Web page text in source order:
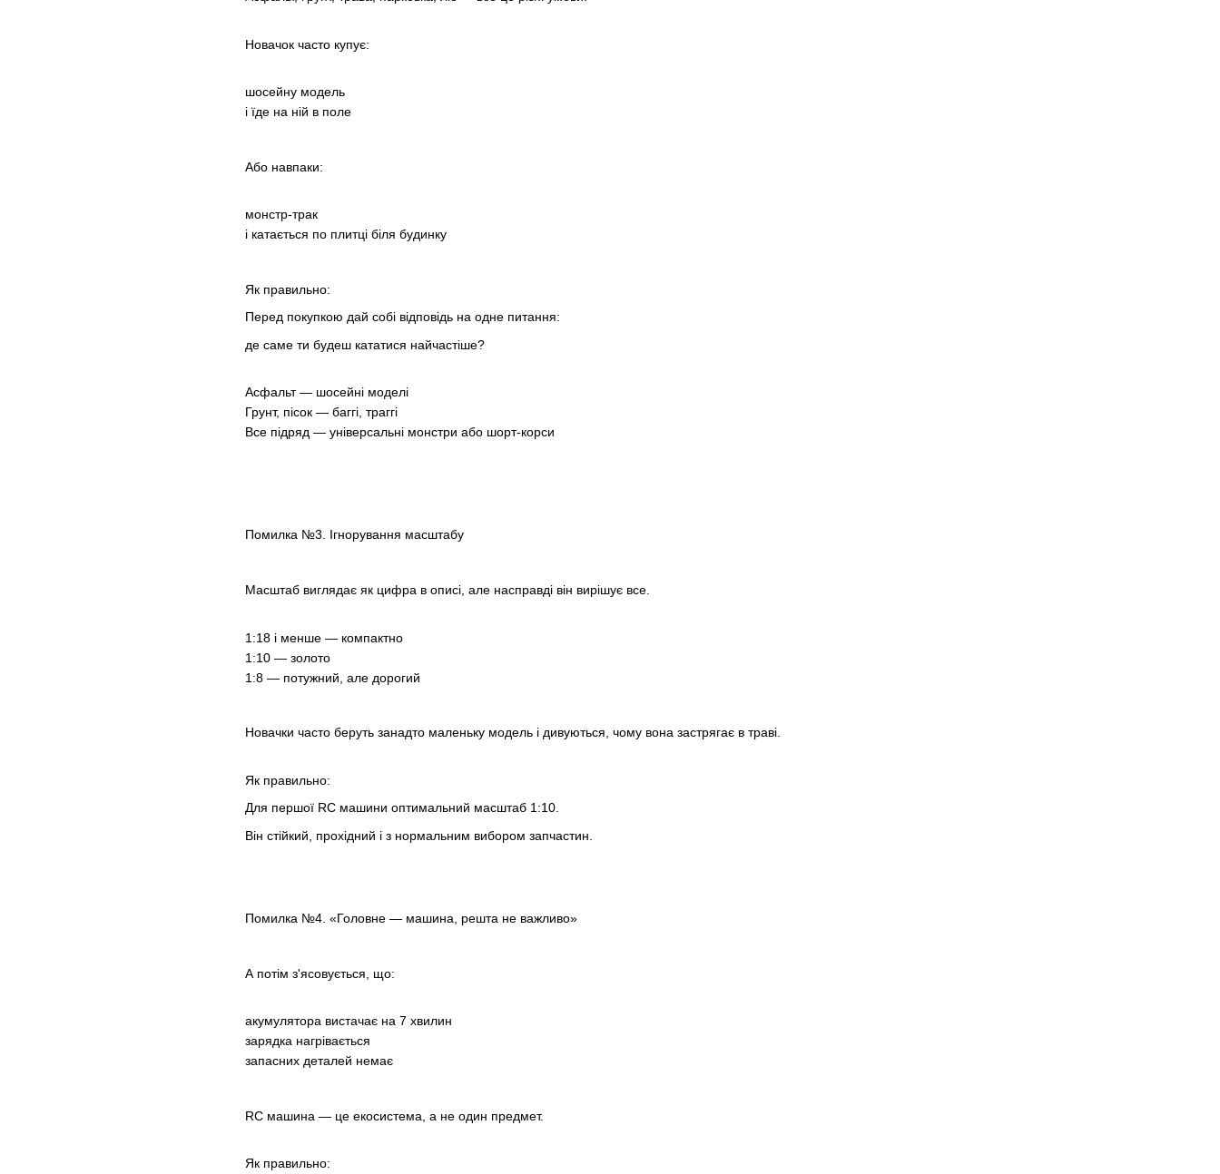
Новачок часто купує:
шосейну модель
і їде на ній в поле
Або навпаки:
монстр-трак
і катається по плитці біля будинку
Як правильно:
Перед покупкою дай собі відповідь на одне питання:
де саме ти будеш кататися найчастіше?
Асфальт — шосейні моделі
Грунт, пісок — баггі, траггі
Все підряд — універсальні монстри або шорт-корси
Помилка №3. Ігнорування масштабу
Масштаб виглядає як цифра в описі, але насправді він вирішує все.
1:18 і менше — компактно
1:10 — золото
1:8 — потужний, але дорогий
Новачки часто беруть занадто маленьку модель і дивуються, чому вона застрягає в траві.
Як правильно:
Для першої RC машини оптимальний масштаб 1:10.
Він стійкий, прохідний і з нормальним вибором запчастин.
Помилка №4. «Головне — машина, решта не важливо»
А потім з'ясовується, що:
акумулятора вистачає на 7 хвилин
зарядка нагрівається
запасних деталей немає
RC машина — це екосистема, а не один предмет.
Як правильно: